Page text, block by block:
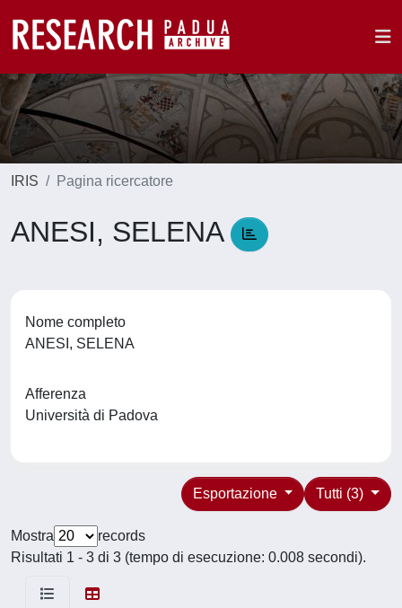
IRIS Pagina ricercatore
ANESI, SELENA
Nome completo
ANESI, SELENA
Afferenza
Università di Padova
Tutti (3)
Esportazione
Mostra
records
Risultati 1 - 3 di 3 (tempo di esecuzione: 0.008 secondi).